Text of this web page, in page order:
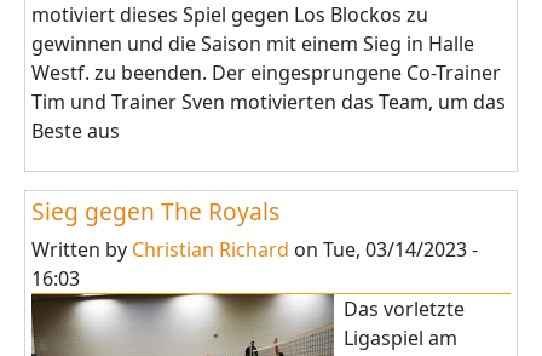
motiviert dieses Spiel gegen Los Blockos zu
gewinnen und die Saison mit einem Sieg in Halle
Westf. zu beenden. Der eingesprungene Co-Trainer
Tim und Trainer Sven motivierten das Team, um das
Beste aus
Sieg gegen The Royals
Written by Christian Richard on Tue, 03/14/2023 -
16:03
Das vorletzte
Ligaspiel am